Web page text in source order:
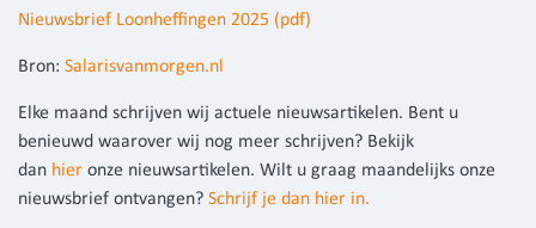
Nieuwsbrief Loonheffingen 2025 (pdf)
Bron: Salarisvanmorgen.nl
Elke maand schrijven wij actuele nieuwsartikelen. Bent u
benieuwd waarover wij nog meer schrijven? Bekijk
dan hier onze nieuwsartikelen. Wilt u graag maandelijks onze
nieuwsbrief ontvangen? Schrijf je dan hier in.